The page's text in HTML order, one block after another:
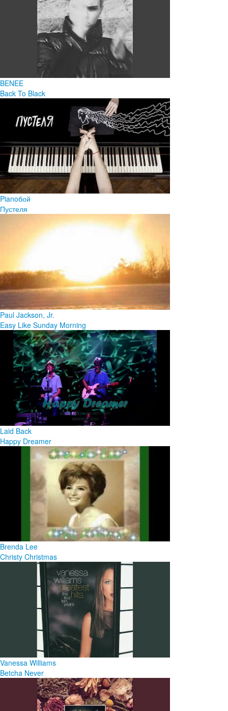
BENEE
Back To Black
Pianoбой
Пустеля
Paul Jackson, Jr.
Easy Like Sunday Morning
Laid Back
Happy Dreamer
Brenda Lee
Christy Christmas
Vanessa Williams
Betcha Never